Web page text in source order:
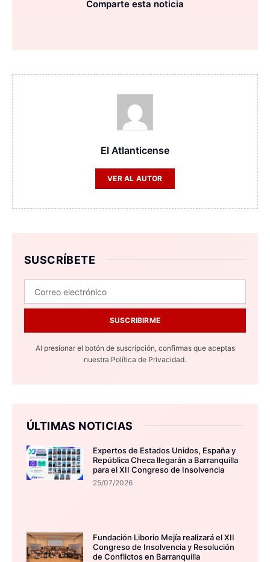
Comparte esta noticia
El Atlanticense
VER AL AUTOR
SUSCRÍBETE
SUSCRIBIRME
Al presionar el botón de suscripción, confirmas que aceptas
nuestra Política de Privacidad.
ÚLTIMAS NOTICIAS
Expertos de Estados Unidos, España y
República Checa llegarán a Barranquilla
para el XII Congreso de Insolvencia
25/07/2026
Fundación Liborio Mejía realizará el XII
Congreso de Insolvencia y Resolución
de Conflictos en Barranquilla